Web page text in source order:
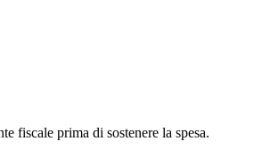
fiscale prima di sostenere la spesa.